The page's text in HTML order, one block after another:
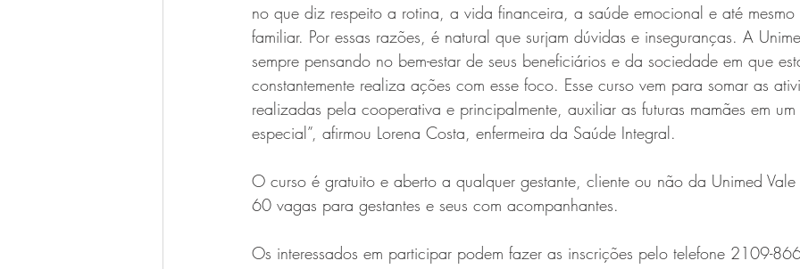
no que diz respeito a rotina, a vida financeira, a saúde emocional e até
familiar. Por essas razões, é natural que surjam dúvidas e inseguranças. A
sempre pensando no bem-estar de seus beneficiários e da sociedade em que
constantemente realiza ações com esse foco. Esse curso vem para somar as
realizadas pela cooperativa e principalmente, auxiliar as futuras mamães em
especial”, afirmou Lorena Costa, enfermeira da Saúde Integral.
O curso é gratuito e aberto a qualquer gestante, cliente ou não da Unimed
60 vagas para gestantes e seus com acompanhantes.
Os interessados em participar podem fazer as inscrições pelo telefone 2109-